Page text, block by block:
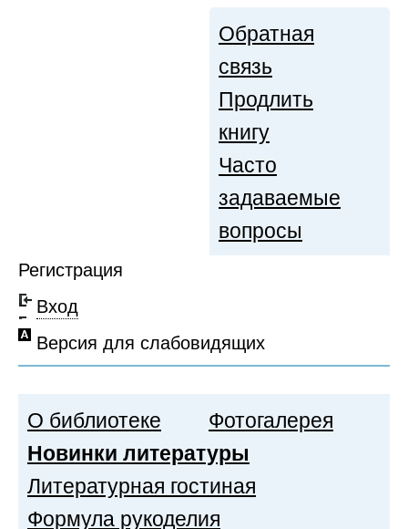
Обратная
связь
Продлить
книгу
Часто
задаваемые
вопросы
Регистрация
Вход
Версия для слабовидящих
О библиотеке
Фотогалерея
Новинки литературы
Литературная гостиная
Формула рукоделия